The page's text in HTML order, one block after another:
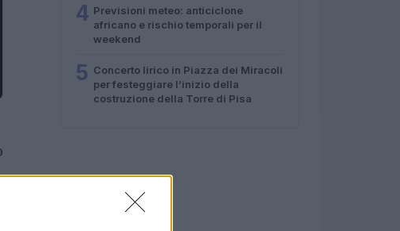
4 Previsioni meteo: anticiclone
africano e rischio temporali per il
weekend
5 Concerto lirico in Piazza dei Miracoli
per festeggiare l’inizio della
costruzione della Torre di Pisa